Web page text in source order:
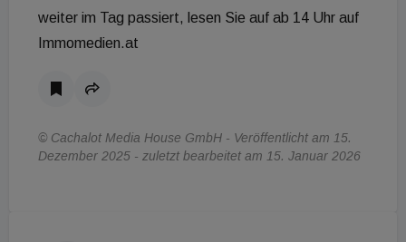
weiter im Tag passiert, lesen Sie auf ab 14 Uhr auf
Immomedien.at
© Cachalot Media House GmbH - Veröffentlicht am 15.
Dezember 2025 - zuletzt bearbeitet am 15. Januar 2026